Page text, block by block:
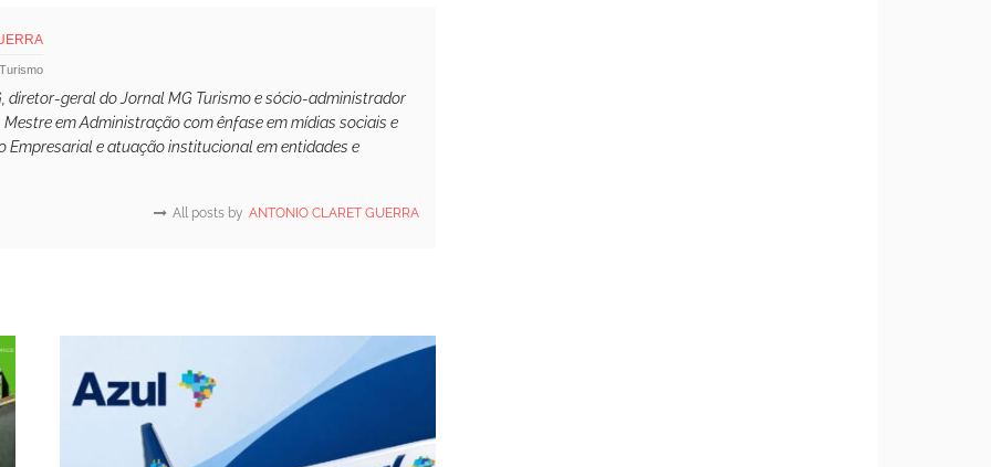
diretor-geral do Jornal MG Turismo e sócio-administrador
em Administração com ênfase em mídias sociais e
Empresarial e atuação institucional em entidades e
All posts by ANTONIO CLARET GUERRA